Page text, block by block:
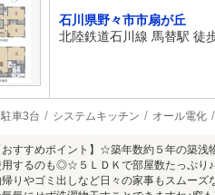
石川県野々市市扇が丘
北陸鉄道石川線 馬替駅 徒
駐車3台 システムキッチン オール電化
おすすめポイント】☆築年数約５年の築
用するのも◎☆５ＬＤＫで部屋数たっぷり
帰りやゴミ出しなど日々の家事もスムー